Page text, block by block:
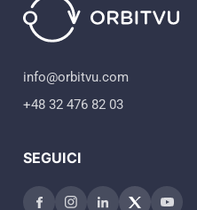
info@orbitvu.com
+48 32 476 82 03
SEGUICI